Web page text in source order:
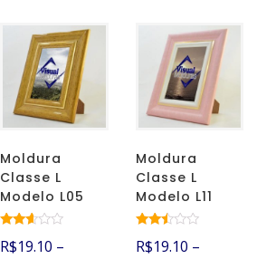
Moldura
Classe L
Modelo L05
ção
R$19.10 –
Moldura
Classe L
Modelo L11
ação
R$19.10 –